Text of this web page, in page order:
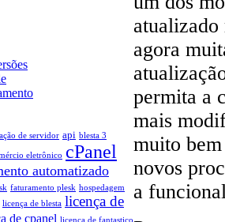
de servidor api blesta 3
eletrônico cPanel
automatizado
faturamento plesk hospedagem
licença de blesta licença de
de cpanel licença de fantastico
agora
permita a
mais
muito
novos
a